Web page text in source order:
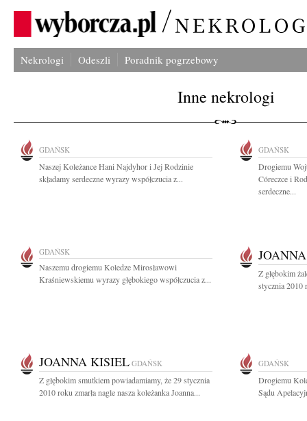
Nekrologi Odeszli Poradnik pogrzebowy
Inne nekrologi
GDAŃSK
Naszej Koleżance Hani Najdyhor i Jej Rodzinie
składamy serdeczne wyrazy współczucia z...
GDAŃSK
Drogiemu
Córeczce i
serdeczne...
GDAŃSK
Naszemu drogiemu Koledze Mirosławowi
Kraśniewskiemu wyrazy głębokiego współczucia z...
Z głębokim
stycznia 2010
JOANNA KISIEL GDAŃSK
Z głębokim smutkiem powiadamiamy, że 29 stycznia
2010 roku zmarła nagle nasza koleżanka Joanna...
GDAŃSK
Drogiemu
Sądu